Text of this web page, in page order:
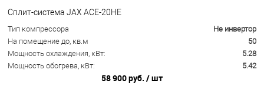
Сплит-система JAX ACE-20HE
Тип компрессора
Не инвертор
На помещение до, кв.м
50
Мощность охлаждения, кВт:
5.28
Мощность обогрева, кВт:
5.42
58 900 руб. / шт